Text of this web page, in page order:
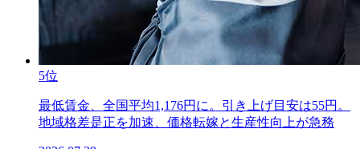
5位
最低賃金、全国平均1,176円に。引き上げ目安は55円。
地域格差是正を加速、価格転嫁と生産性向上が急務